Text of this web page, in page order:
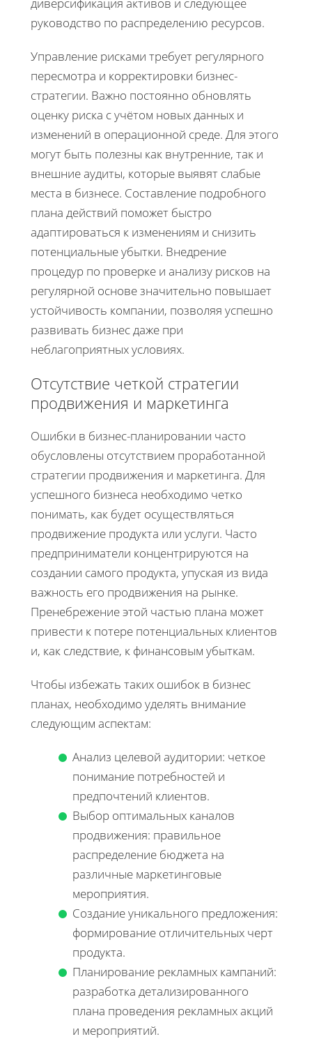
руководство по распределению ресурсов.
Управление рисками требует регулярного
пересмотра и корректировки бизнес-
стратегии. Важно постоянно обновлять
оценку риска с учётом новых данных и
изменений в операционной среде. Для этого
могут быть полезны как внутренние, так и
внешние аудиты, которые выявят слабые
места в бизнесе. Составление подробного
плана действий поможет быстро
адаптироваться к изменениям и снизить
потенциальные убытки. Внедрение
процедур по проверке и анализу рисков на
регулярной основе значительно повышает
устойчивость компании, позволяя успешно
развивать бизнес даже при
неблагоприятных условиях.
Отсутствие четкой стратегии
продвижения и маркетинга
Ошибки в бизнес-планировании часто
обусловлены отсутствием проработанной
стратегии продвижения и маркетинга. Для
успешного бизнеса необходимо четко
понимать, как будет осуществляться
продвижение продукта или услуги. Часто
предприниматели концентрируются на
создании самого продукта, упуская из вида
важность его продвижения на рынке.
Пренебрежение этой частью плана может
привести к потере потенциальных клиентов
и, как следствие, к финансовым убыткам.
Чтобы избежать таких ошибок в бизнес
планах, необходимо уделять внимание
следующим аспектам:
Анализ целевой аудитории: четкое
понимание потребностей и
предпочтений клиентов.
Выбор оптимальных каналов
продвижения: правильное
распределение бюджета на
различные маркетинговые
мероприятия.
Создание уникального предложения:
формирование отличительных черт
продукта.
Планирование рекламных кампаний:
разработка детализированного
плана проведения рекламных акций
и мероприятий.